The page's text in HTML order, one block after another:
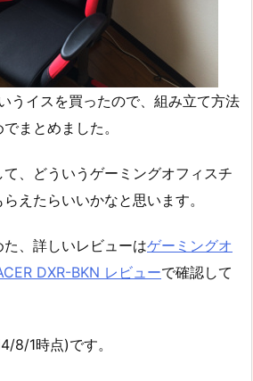
うイスを買ったので、組み立て方法
まとめました。
、どういうゲーミングオフィスチ
えたらいいかなと思います。
、詳しいレビューはゲーミングオ
DXR-BKN レビューで確認して
8/1時点)です。